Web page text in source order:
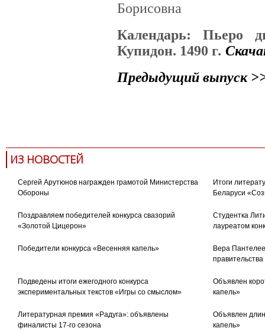
Борисовна
Календарь: Пьеро
Купидон. 1490 г.
Предыдущий выпуск
ИЗ НОВОСТЕЙ
Сергей Арутюнов награжден грамотой Министерства
Обороны
Итоги
Беларуси
Поздравляем победителей конкурса свазорий
«Золотой Цицерон»
Студентка
лауреатом
Победители конкурса «Весенняя капель»
Вера
Подведены итоги ежегодного конкурса
экспериментальных текстов «Игры со смыслом»
Объявлен
капель»
Литературная премия «Радуга»: объявлены
финалисты 17-го сезона
Объявлен
капель»